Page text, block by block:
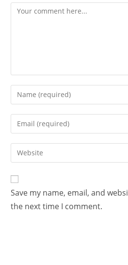
Save my name, email, and
the next time I comment.